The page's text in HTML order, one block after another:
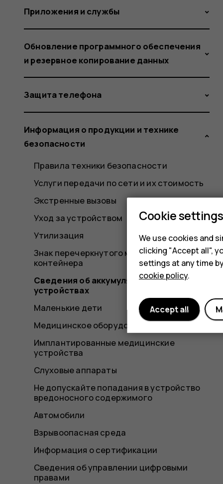
Приложения и службы
Обновление программного обеспечения
и резервное копирование данных
Защита телефона
Информация о продукции и технике
безопасности
Правила техники безопасности
Услуги передачи по сети и их стоимость
Экстренные вызовы
Уход за устройством
Утилизация
Знак перечеркнутого мусорного
контейнера
Сведения об аккумуляторах и зарядных
устройствах
Маленькие дети
Медицинское оборудование
Имплантированные медицинские
устройства
Слуховые аппараты
Не допускайте попадания в устройство
вредоносного содержимого
Автомобили
Взрывоопасная среда
Информация о сертификации
Сведения об управлении цифровыми
правами
Cookie settings
We use cookies and
clicking "Accept all",
settings at any time
cookie policy.
Accept all